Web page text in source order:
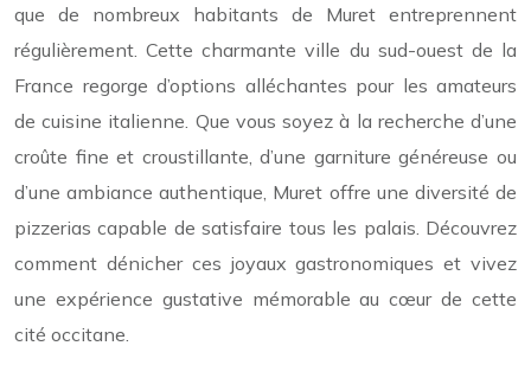
que de nombreux habitants de Muret entreprennent
régulièrement. Cette charmante ville du sud-ouest de la
France regorge d’options alléchantes pour les amateurs
de cuisine italienne. Que vous soyez à la recherche d’une
croûte fine et croustillante, d’une garniture généreuse ou
d’une ambiance authentique, Muret offre une diversité de
pizzerias capable de satisfaire tous les palais. Découvrez
comment dénicher ces joyaux gastronomiques et vivez
une expérience gustative mémorable au cœur de cette
cité occitane.